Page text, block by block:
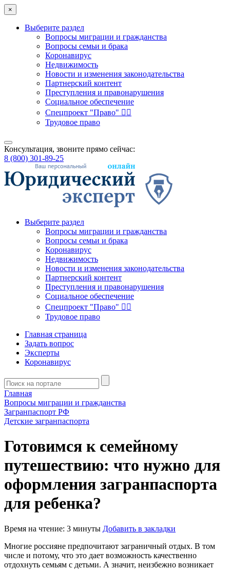
×
Выберите раздел
Вопросы миграции и гражданства
Вопросы семьи и брака
Коронавирус
Недвижимость
Новости и изменения законодательства
Партнерский контент
Преступления и правонарушения
Социальное обеспечение
Спецпроект "Право" 👮‍♂️
Трудовое право
Консультация, звоните прямо сейчас:
8 (800) 301-89-25
Выберите раздел
Вопросы миграции и гражданства
Вопросы семьи и брака
Коронавирус
Недвижимость
Новости и изменения законодательства
Партнерский контент
Преступления и правонарушения
Социальное обеспечение
Спецпроект "Право" 👮‍♂️
Трудовое право
Главная страница
Задать вопрос
Эксперты
Коронавирус
Главная
Вопросы миграции и гражданства
Загранпаспорт РФ
Детские загранпаспорта
Готовимся к семейному
путешествию: что нужно для
оформления загранпаспорта
для ребенка?
Время на чтение: 3 минуты Добавить в закладки
Многие россияне предпочитают заграничный отдых. В том
числе и потому, что это дает возможность качественно
отдохнуть семьям с детьми. А значит, неизбежно возникает